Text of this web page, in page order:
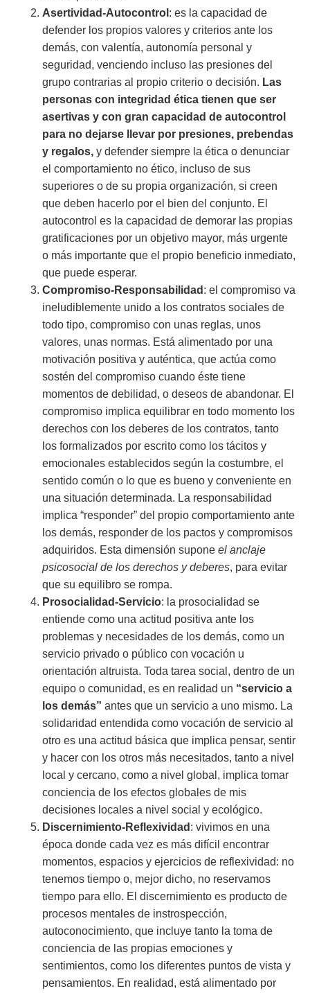
Asertividad-Autocontrol : es la capacidad de
defender los propios valores y criterios ante los
demás, con valentía, autonomía personal y
seguridad, venciendo incluso las presiones del
grupo contrarias al propio criterio o decisión. Las
personas con integridad ética tienen que ser
asertivas y con gran capacidad de autocontrol
para no dejarse llevar por presiones, prebendas
y regalos, y defender siempre la ética o denunciar
el comportamiento no ético, incluso de sus
superiores o de su propia organización, si creen
que deben hacerlo por el bien del conjunto. El
autocontrol es la capacidad de demorar las propias
gratificaciones por un objetivo mayor, más urgente
o más importante que el propio beneficio inmediato,
que puede esperar.
Compromiso-Responsabilidad : el compromiso va
ineludiblemente unido a los contratos sociales de
todo tipo, compromiso con unas reglas, unos
valores, unas normas. Está alimentado por una
motivación positiva y auténtica, que actúa como
sostén del compromiso cuando éste tiene
momentos de debilidad, o deseos de abandonar. El
compromiso implica equilibrar en todo momento los
derechos con los deberes de los contratos, tanto
los formalizados por escrito como los tácitos y
emocionales establecidos según la costumbre, el
sentido común o lo que es bueno y conveniente en
una situación determinada. La responsabilidad
implica “responder” del propio comportamiento ante
los demás, responder de los pactos y compromisos
adquiridos. Esta dimensión supone el anclaje
psicosocial de los derechos y deberes, para evitar
que su equilibro se rompa.
Prosocialidad-Servicio: la prosocialidad se
entiende como una actitud positiva ante los
problemas y necesidades de los demás, como un
servicio privado o público con vocación u
orientación altruista. Toda tarea social, dentro de un
equipo o comunidad, es en realidad un “servicio a
los demás” antes que un servicio a uno mismo. La
solidaridad entendida como vocación de servicio al
otro es una actitud básica que implica pensar, sentir
y hacer con los otros más necesitados, tanto a nivel
local y cercano, como a nivel global, implica tomar
conciencia de los efectos globales de mis
decisiones locales a nivel social y ecológico.
Discernimiento-Reflexividad : vivimos en una
época donde cada vez es más difícil encontrar
momentos, espacios y ejercicios de reflexividad: no
tenemos tiempo o, mejor dicho, no reservamos
tiempo para ello. El discernimiento es producto de
procesos mentales de instrospección,
autoconocimiento, que incluye tanto la toma de
conciencia de las propias emociones y
sentimientos, como los diferentes puntos de vista y
pensamientos. En realidad, está alimentado por